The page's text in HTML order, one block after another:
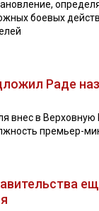
боевых
Раде
внес в Верховную
премьер-